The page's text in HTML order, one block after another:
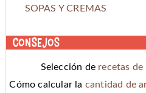
SOPAS Y CREMAS
Consejos
Selección de recetas de
Cómo calcular la cantidad de